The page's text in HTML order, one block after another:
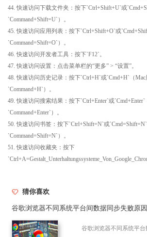
44. 快速访问下载文件夹：按下`Ctrl+Shift+U`或
`Command+Shift=U`）。
45. 快速访问应用列表：按下`Ctrl+Shift+O`或
`Command=Shift=O`）。
46. 快速访问开发者工具：按下`F12`。
47. 快速访问设置：点击菜单栏的“更多” > “设置”。
48. 快速访问历史记录：按下`Ctrl+H`或`Cmd+H`（Mac
`Command+H`）。
49. 快速访问搜索结果：按下`Ctrl+Enter`或`Cmd+Enter`
`Command+Enter`）。
50. 快速访问书签：按下`Ctrl+Shift=N`或
`Command=Shift=N`）。
51. 快速访问收藏夹：按下
猜你喜欢
谷歌浏览器不同系统平台间数据同步失败原
谷歌浏览器不同系统平